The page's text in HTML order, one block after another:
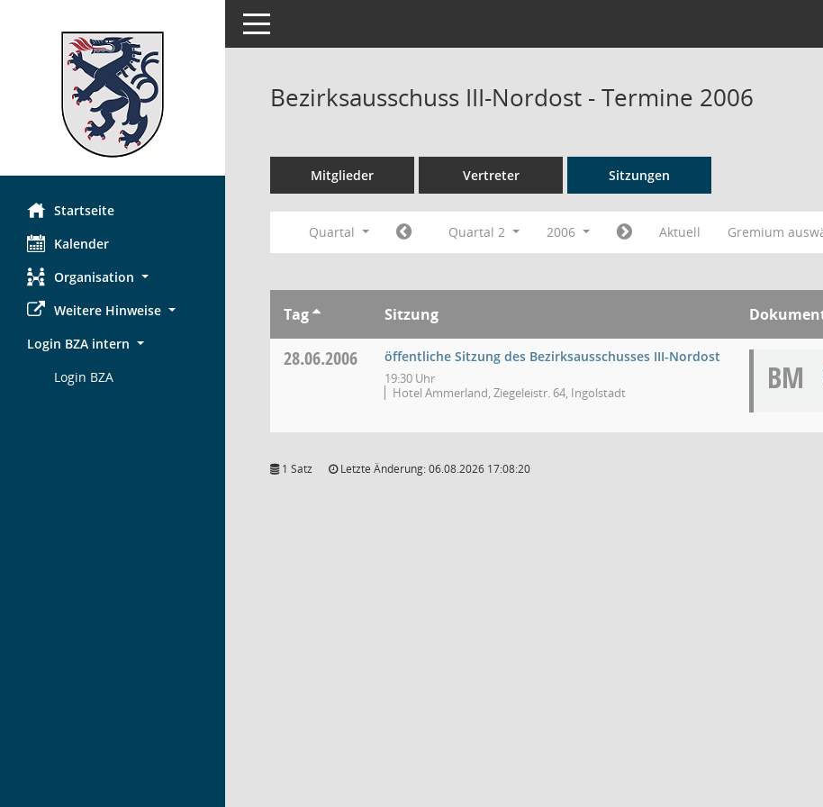
Startseite
Kalender
Organisation
Weitere Hinweise
Login BZA intern
Login BZA
Toggle navigation
Bezirksausschuss III-Nordost - Termine 2006
Mitglieder Vertreter Sitzungen
Quartal Quartal 2 2006 Aktuell Gremium
Tag Sitzung
28.06.2006 öffentliche Sitzung des Bezirksausschusses III-Nordost
19:30 Uhr
Hotel Ammerland, Ziegeleistr. 64, Ingolstadt
BM
1 Satz Letzte Änderung: 06.08.2026 17:08:20